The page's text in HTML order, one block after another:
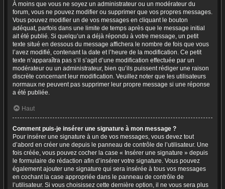
À moins que vous ne soyez un administrateur ou un modérateur du
forum, vous ne pouvez modifier ou supprimer que vos propres messages.
Vous pouvez modifier un de vos messages en cliquant le bouton
adéquat, parfois dans une limite de temps après que le message initial
ait été publié. Si quelqu’un a déjà répondu à votre message, un petit
texte situé en dessous du message affichera le nombre de fois que vous
l’avez modifié, contenant la date et l’heure de la modification. Ce petit
texte n’apparaîtra pas s’il s’agit d’une modification effectuée par un
modérateur ou un administrateur, bien qu’ils puissent rédiger une raison
discrète concernant leur modification. Veuillez noter que les utilisateurs
normaux ne peuvent pas supprimer leur propre message si une réponse
a été publiée.
Haut
Comment puis-je insérer une signature à mon message ?
Pour insérer une signature à un de vos messages, vous devez tout
d’abord en créer une depuis le panneau de contrôle de l’utilisateur. Une
fois créée, vous pouvez cocher la case « Insérer une signature » depuis
le formulaire de rédaction afin d’insérer votre signature. Vous pouvez
également ajouter une signature qui sera insérée à tous vos messages
en cochant la case appropriée dans le panneau de contrôle de
l’utilisateur. Si vous choisissez cette dernière option, il ne vous sera plus